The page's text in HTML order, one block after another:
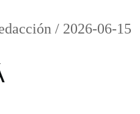
/ 2026-06-15